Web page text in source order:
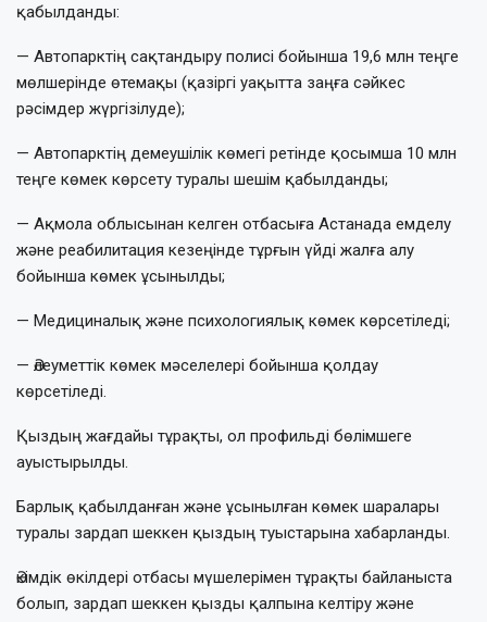
қабылданды:
— Автопарктің сақтандыру полисі бойынша 19,6 млн теңге
мөлшерінде өтемақы (қазіргі уақытта заңға сәйкес
рәсімдер жүргізілуде);
— Автопарктің демеушілік көмегі ретінде қосымша 10 млн
теңге көмек көрсету туралы шешім қабылданды;
— Ақмола облысынан келген отбасыға Астанада емделу
және реабилитация кезеңінде тұрғын үйді жалға алу
бойынша көмек ұсынылды;
— Медициналық және психологиялық көмек көрсетіледі;
— Әлеуметтік көмек мәселелері бойынша қолдау
көрсетіледі.
Қыздың жағдайы тұрақты, ол профильді бөлімшеге
ауыстырылды.
Барлық қабылданған және ұсынылған көмек шаралары
туралы зардап шеккен қыздың туыстарына хабарланды.
Әкімдік өкілдері отбасы мүшелерімен тұрақты байланыста
болып, зардап шеккен қызды қалпына келтіру және